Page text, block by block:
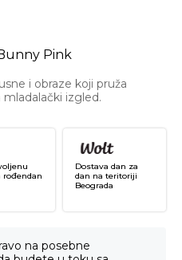
Pink
i obraze koji pruža
mladalački izgled.
rođendan
Dostava dan za
dan na teritoriji
Beograda
na posebne